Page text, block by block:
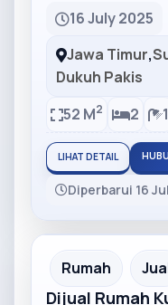
16 July 2025
Jawa Timur,
Dukuh Pakis
52 M2 2 1
LIHAT DETAIL
Diperbarui 16
Partner Ad
Rumah
Dijual Rumah